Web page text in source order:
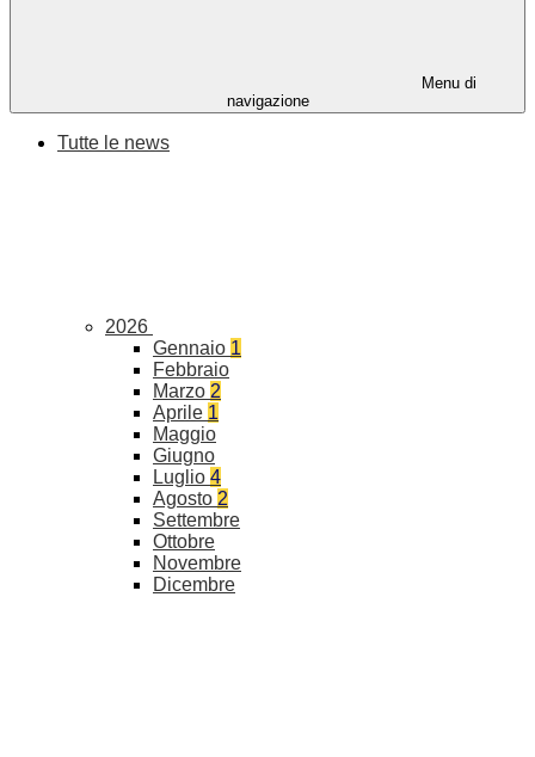
Menu di
navigazione
Tutte le news
2026
Gennaio 1
Febbraio
Marzo 2
Aprile 1
Maggio
Giugno
Luglio 4
Agosto 2
Settembre
Ottobre
Novembre
Dicembre